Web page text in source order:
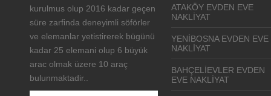
kurulmus olup 2016 kadar geçen
süre zarfinda deneyimli söförler
ve elemanlar yetistirerek bügünü
kadar 25 elemani olup 6 büyük
arac olmak üzere 10 araç
bulunmaktadir..
ATAKÖY EVDEN EVE
NAKLIYAT
YENIBOSNA EVDEN EVE
NAKLIYAT
BAHÇELIEVLER EVDEN
EVE NAKLIYAT